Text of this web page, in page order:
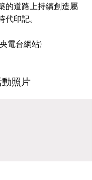
的道路上持續創造屬
印記。
電台網站)
照片